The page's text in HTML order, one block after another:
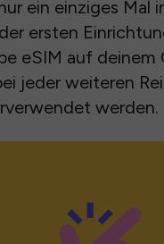
ein einziges Mal
ersten
eSIM auf deinem
jeder weiteren
werden.